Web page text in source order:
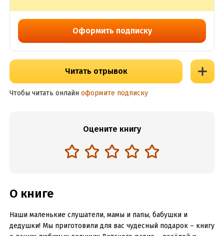
Оформить подписку
Читать отрывок
Чтобы читать онлайн оформите подписку
Оцените книгу
О книге
Наши маленькие слушатели, мамы и папы, бабушки и
дедушки! Мы приготовили для вас чудесный подарок – книгу